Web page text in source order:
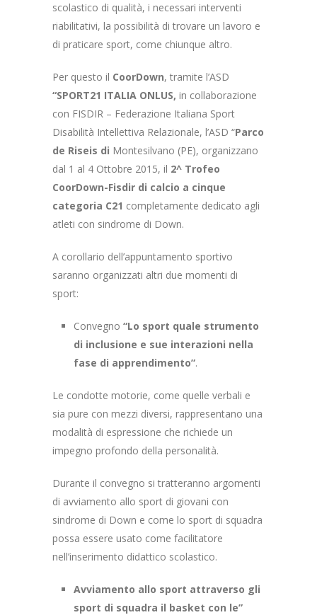
scolastico di qualità, i necessari interventi
riabilitativi, la possibilità di trovare un lavoro e
di praticare sport, come chiunque altro.
Per questo il CoorDown, tramite l’ASD
“SPORT21 ITALIA ONLUS, in collaborazione
con FISDIR – Federazione Italiana Sport
Disabilità Intellettiva Relazionale, l’ASD “Parco
de Riseis di Montesilvano (PE), organizzano
dal 1 al 4 Ottobre 2015, il 2^ Trofeo
CoorDown-Fisdir di calcio a cinque
categoria C21 completamente dedicato agli
atleti con sindrome di Down.
A corollario dell’appuntamento sportivo
saranno organizzati altri due momenti di
sport:
Convegno “Lo sport quale strumento
di inclusione e sue interazioni nella
fase di apprendimento”.
Le condotte motorie, come quelle verbali e
sia pure con mezzi diversi, rappresentano una
modalità di espressione che richiede un
impegno profondo della personalità.
Durante il convegno si tratteranno argomenti
di avviamento allo sport di giovani con
sindrome di Down e come lo sport di squadra
possa essere usato come facilitatore
nell’inserimento didattico scolastico.
Avviamento allo sport attraverso gli
sport di squadra il basket con le”